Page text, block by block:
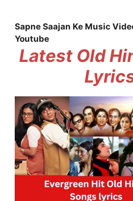
Sapne Saajan Ke Music
Youtube
Latest Old